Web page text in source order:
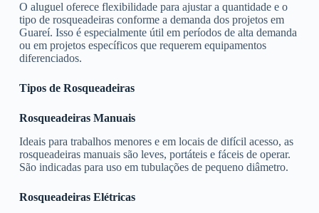
O aluguel oferece flexibilidade para ajustar a quantidade e o
tipo de rosqueadeiras conforme a demanda dos projetos em
Guareí. Isso é especialmente útil em períodos de alta demanda
ou em projetos específicos que requerem equipamentos
diferenciados.
Tipos de Rosqueadeiras
Rosqueadeiras Manuais
Ideais para trabalhos menores e em locais de difícil acesso, as
rosqueadeiras manuais são leves, portáteis e fáceis de operar.
São indicadas para uso em tubulações de pequeno diâmetro.
Rosqueadeiras Elétricas